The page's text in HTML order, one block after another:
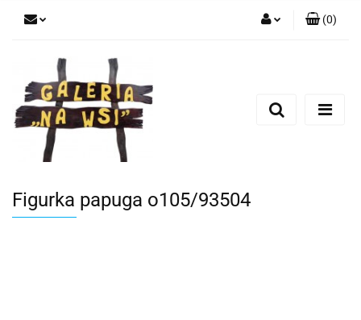
Dodaj zgłoszenie
(0)
Figurka papuga o105/93504